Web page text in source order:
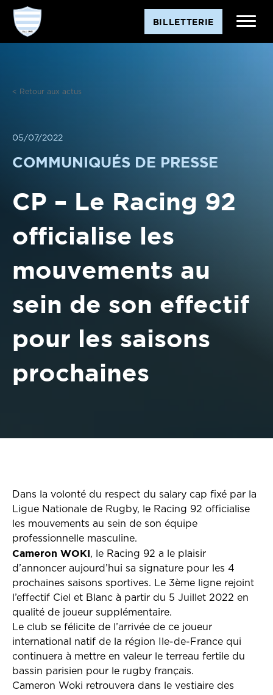
Aller
contenu
BILLETTERIE
< Retour aux actus
05/07/2022
COMMUNIQUÉS DE PRESSE
CP – Le Racing 92
officialise les
mouvements au
sein de son effectif
pour les saisons
prochaines
Dans la volonté du respect du salary cap fixé par la
Ligue Nationale de Rugby, le Racing 92 officialise
les mouvements au sein de son équipe
professionnelle masculine.
Cameron WOKI, le Racing 92 a le plaisir
d’annoncer aujourd’hui sa signature pour les 4
prochaines saisons sportives. Le 3ème ligne rejoint
l’effectif Ciel et Blanc à partir du 5 Juillet 2022 en
qualité de joueur supplémentaire.
Le club se félicite de l’arrivée de ce joueur
international natif de la région Ile-de-France qui
continuera à mettre en valeur le terreau fertile du
bassin parisien pour le rugby français.
Cameron Woki retrouvera dans le vestiaire des